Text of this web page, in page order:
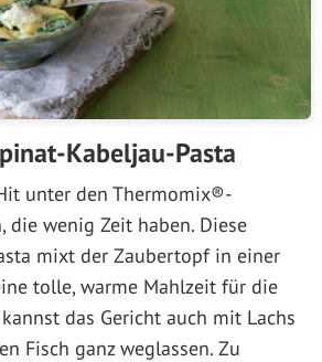
Kabeljau-Pasta
unter den Thermomix®-
die wenig Zeit haben. Diese
mixt der Zaubertopf in einer
tolle, warme Mahlzeit für die
das Gericht auch mit Lachs
Fisch ganz weglassen. Zu